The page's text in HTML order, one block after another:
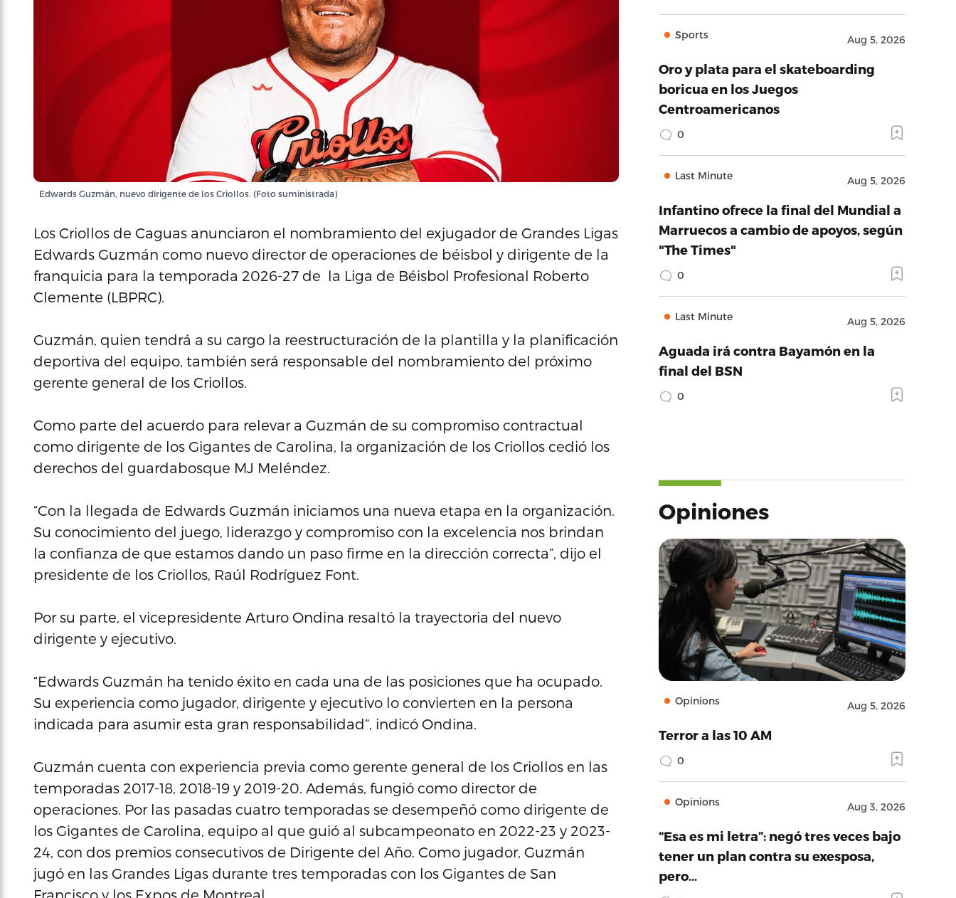
Edwards Guzmán, nuevo dirigente de los Criollos. (Foto suministrada)
Los Criollos de Caguas anunciaron el nombramiento del exjugador de Grandes Ligas
Edwards Guzmán como nuevo director de operaciones de béisbol y dirigente de la
franquicia para la temporada 2026-27 de la Liga de Béisbol Profesional Roberto
Clemente (LBPRC).
Guzmán, quien tendrá a su cargo la reestructuración de la plantilla y la planificación
deportiva del equipo, también será responsable del nombramiento del próximo
gerente general de los Criollos.
Como parte del acuerdo para relevar a Guzmán de su compromiso contractual
como dirigente de los Gigantes de Carolina, la organización de los Criollos cedió los
derechos del guardabosque MJ Meléndez.
“Con la llegada de Edwards Guzmán iniciamos una nueva etapa en la organización.
Su conocimiento del juego, liderazgo y compromiso con la excelencia nos brindan
la confianza de que estamos dando un paso firme en la dirección correcta”, dijo el
presidente de los Criollos, Raúl Rodríguez Font.
Por su parte, el vicepresidente Arturo Ondina resaltó la trayectoria del nuevo
dirigente y ejecutivo.
“Edwards Guzmán ha tenido éxito en cada una de las posiciones que ha ocupado.
Su experiencia como jugador, dirigente y ejecutivo lo convierten en la persona
indicada para asumir esta gran responsabilidad”, indicó Ondina.
Guzmán cuenta con experiencia previa como gerente general de los Criollos en las
temporadas 2017-18, 2018-19 y 2019-20. Además, fungió como director de
operaciones. Por las pasadas cuatro temporadas se desempeñó como dirigente de
los Gigantes de Carolina, equipo al que guió al subcampeonato en 2022-23 y 2023-
24, con dos premios consecutivos de Dirigente del Año. Como jugador, Guzmán
jugó en las Grandes Ligas durante tres temporadas con los Gigantes de San
Francisco y los Expos de Montreal.
Sports Aug 5, 2026
Oro y plata para el skateboarding
boricua en los Juegos
Centroamericanos
0
Last Minute Aug 5, 2026
Infantino ofrece la final del Mundial a
Marruecos a cambio de apoyos, según
"The Times"
0
Last Minute Aug 5, 2026
Aguada irá contra Bayamón en la
final del BSN
0
Opiniones
Opinions Aug 5, 2026
Terror a las 10 AM
0
Opinions Aug 3, 2026
“Esa es mi letra”: negó tres veces bajo
tener un plan contra su exesposa,
pero…